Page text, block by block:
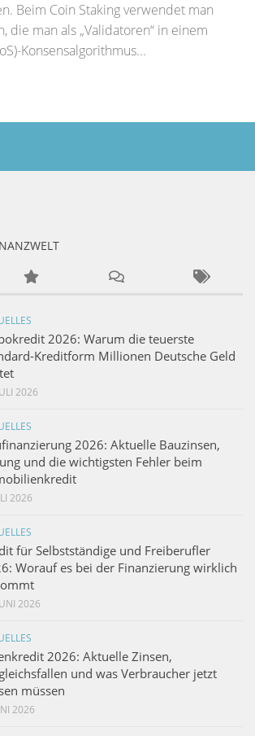
Beim Coin Staking verwendet man
die man als „Validatoren“ in einem
Konsensalgorithmus...
2026: Warum die teuerste
Kreditform Millionen Deutsche Geld
2026
2026: Aktuelle Bauzinsen,
und die wichtigsten Fehler beim
2026
für Selbstständige und Freiberufler
Worauf es bei der Finanzierung wirklich
2026
2026: Aktuelle Zinsen,
und was Verbraucher jetzt
müssen
2026